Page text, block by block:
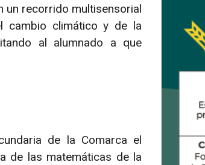
un recorrido multisensorial
cambio climático y de la
al alumnado a que
de la Comarca el
de las matemáticas de la